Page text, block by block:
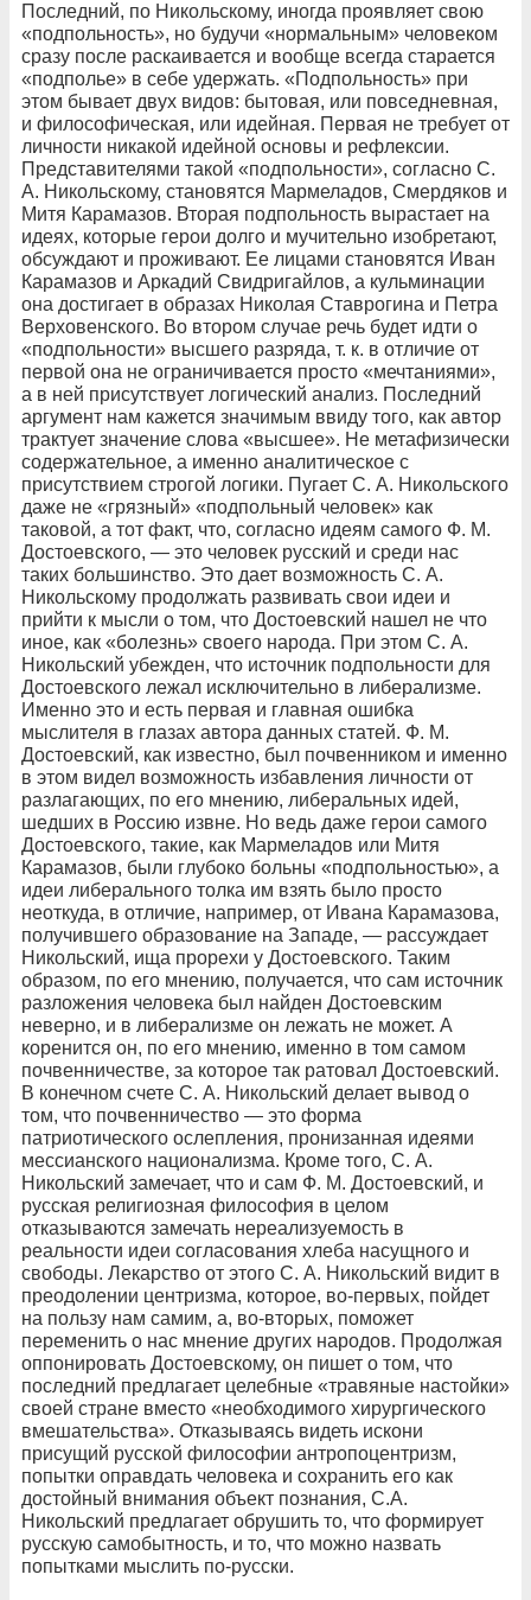
Последний, по Никольскому, иногда проявляет свою
«подпольность», но будучи «нормальным» человеком
сразу после раскаивается и вообще всегда старается
«подполье» в себе удержать. «Подпольность» при
этом бывает двух видов: бытовая, или повседневная,
и философическая, или идейная. Первая не требует от
личности никакой идейной основы и рефлексии.
Представителями такой «подпольности», согласно С.
А. Никольскому, становятся Мармеладов, Смердяков и
Митя Карамазов. Вторая подпольность вырастает на
идеях, которые герои долго и мучительно изобретают,
обсуждают и проживают. Ее лицами становятся Иван
Карамазов и Аркадий Свидригайлов, а кульминации
она достигает в образах Николая Ставрогина и Петра
Верховенского. Во втором случае речь будет идти о
«подпольности» высшего разряда, т. к. в отличие от
первой она не ограничивается просто «мечтаниями»,
а в ней присутствует логический анализ. Последний
аргумент нам кажется значимым ввиду того, как автор
трактует значение слова «высшее». Не метафизически
содержательное, а именно аналитическое с
присутствием строгой логики. Пугает С. А. Никольского
даже не «грязный» «подпольный человек» как
таковой, а тот факт, что, согласно идеям самого Ф. М.
Достоевского, — это человек русский и среди нас
таких большинство. Это дает возможность С. А.
Никольскому продолжать развивать свои идеи и
прийти к мысли о том, что Достоевский нашел не что
иное, как «болезнь» своего народа. При этом С. А.
Никольский убежден, что источник подпольности для
Достоевского лежал исключительно в либерализме.
Именно это и есть первая и главная ошибка
мыслителя в глазах автора данных статей. Ф. М.
Достоевский, как известно, был почвенником и именно
в этом видел возможность избавления личности от
разлагающих, по его мнению, либеральных идей,
шедших в Россию извне. Но ведь даже герои самого
Достоевского, такие, как Мармеладов или Митя
Карамазов, были глубоко больны «подпольностью», а
идеи либерального толка им взять было просто
неоткуда, в отличие, например, от Ивана Карамазова,
получившего образование на Западе, — рассуждает
Никольский, ища прорехи у Достоевского. Таким
образом, по его мнению, получается, что сам источник
разложения человека был найден Достоевским
неверно, и в либерализме он лежать не может. А
коренится он, по его мнению, именно в том самом
почвенничестве, за которое так ратовал Достоевский.
В конечном счете С. А. Никольский делает вывод о
том, что почвенничество — это форма
патриотического ослепления, пронизанная идеями
мессианского национализма. Кроме того, С. А.
Никольский замечает, что и сам Ф. М. Достоевский, и
русская религиозная философия в целом
отказываются замечать нереализуемость в
реальности идеи согласования хлеба насущного и
свободы. Лекарство от этого С. А. Никольский видит в
преодолении центризма, которое, во-первых, пойдет
на пользу нам самим, а, во-вторых, поможет
переменить о нас мнение других народов. Продолжая
оппонировать Достоевскому, он пишет о том, что
последний предлагает целебные «травяные настойки»
своей стране вместо «необходимого хирургического
вмешательства». Отказываясь видеть искони
присущий русской философии антропоцентризм,
попытки оправдать человека и сохранить его как
достойный внимания объект познания, С.А.
Никольский предлагает обрушить то, что формирует
русскую самобытность, и то, что можно назвать
попытками мыслить по-русски.